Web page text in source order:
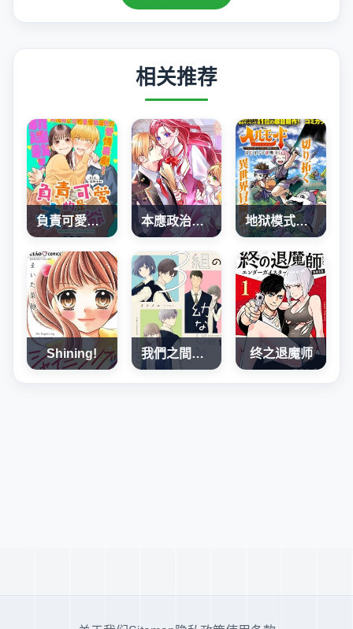
相关推荐
負責可愛的是本大爺 本應政治聯姻了的前男友 （現上司）追着我求複合 地狱模式～喜欢速通游戏的玩家在废设定异世界无双
Shining! 我們之間，只差一句喜歡 终之退魔师